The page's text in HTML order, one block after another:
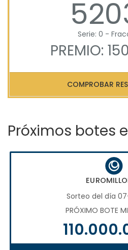
Serie: 0 -
PREMIO:
COMPROBAR
Próximos botes
Sorteo del día
PRÓXIMO BOTE